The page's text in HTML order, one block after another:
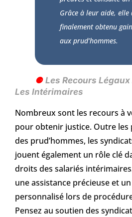
Grâce à leur aide, elle
finalement obtenu
aux prud’hommes.
Les Recours
Les Intérimaires
Nombreux sont les recours à
pour obtenir justice. Outre les
des prud’hommes, les
jouent également un rôle clé
droits des salariés
une assistance précieuse et
personnalisé lors de
Pensez au soutien des